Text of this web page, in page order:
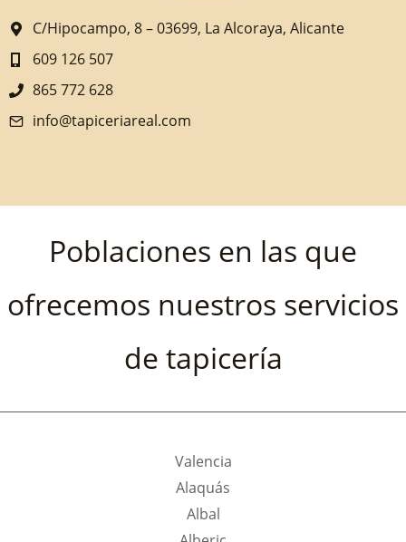
C/Hipocampo, 8 – 03699, La Alcoraya, Alicante
609 126 507
865 772 628
info@tapiceriareal.com
Poblaciones en las que
ofrecemos nuestros servicios
de tapicería
Valencia
Alaquás
Albal